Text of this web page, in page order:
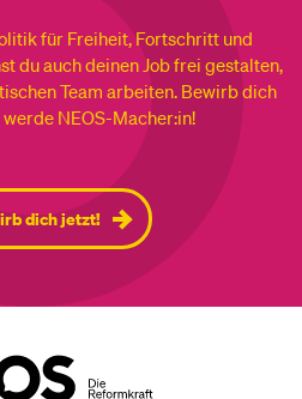
für Freiheit, Fortschritt und
du auch deinen Job frei gestalten,
Team arbeiten. Bewirb dich
NEOS-Macher:in!
dich jetzt!